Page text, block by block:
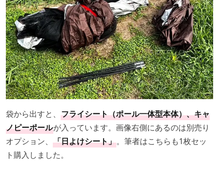
袋から出すと、 フライシート（ポール一体型本体）、キャ
ノピーポールが入っています。画像右側にあるのは別売り
オプション、 「日よけシート」。筆者はこちらも1枚セッ
ト購入しました。